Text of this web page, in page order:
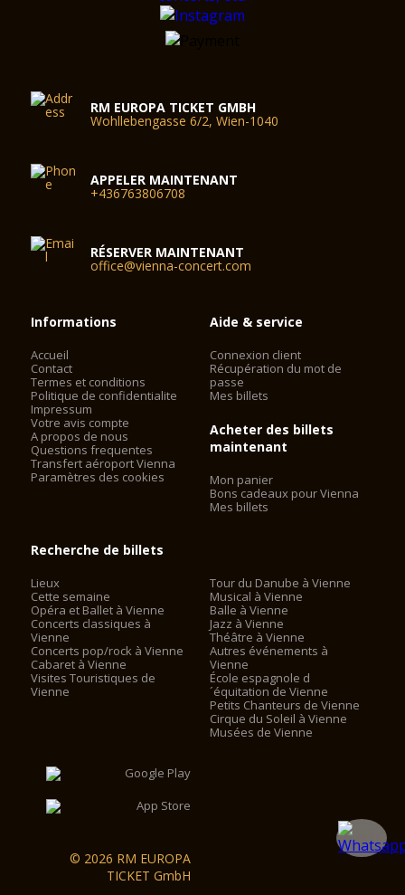
RM EUROPA TICKET GMBH
Wohllebengasse 6/2, Wien-1040
APPELER MAINTENANT
+436763806708
RÉSERVER MAINTENANT
office@vienna-concert.com
Informations
Accueil
Contact
Termes et conditions
Politique de confidentialite
Impressum
Votre avis compte
A propos de nous
Questions frequentes
Transfert aéroport Vienna
Paramètres des cookies
Aide & service
Connexion client
Récupération du mot de
passe
Mes billets
Acheter des billets
maintenant
Mon panier
Bons cadeaux pour Vienna
Mes billets
Recherche de billets
Lieux
Cette semaine
Opéra et Ballet à Vienne
Concerts classiques à
Vienne
Concerts pop/rock à Vienne
Cabaret à Vienne
Visites Touristiques de
Vienne
Tour du Danube à Vienne
Musical à Vienne
Balle à Vienne
Jazz à Vienne
Théâtre à Vienne
Autres événements à
Vienne
École espagnole d
´équitation de Vienne
Petits Chanteurs de Vienne
Cirque du Soleil à Vienne
Musées de Vienne
© 2026 RM EUROPA
TICKET GmbH